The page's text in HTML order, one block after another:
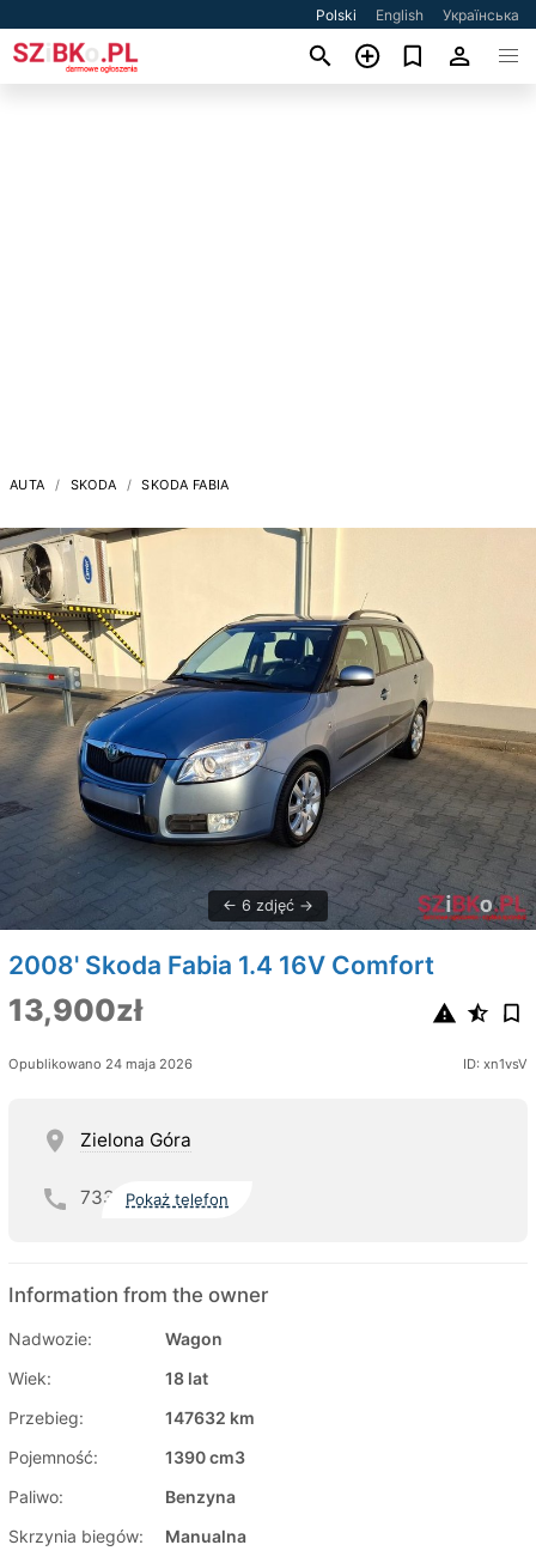
Polski English Українська
AUTA SKODA SKODA FABIA
6 zdjęć
2008' Skoda Fabia 1.4 16V Comfort
13,900zł
Opublikowano 24 maja 2026 ID: xn1vsV
Zielona Góra
733 Pokaż telefon
Information from the owner
Nadwozie:
Wagon
Wiek:
18 lat
Przebieg:
147632 km
Pojemność:
1390 cm3
Paliwo:
Benzyna
Skrzynia biegów:
Manualna